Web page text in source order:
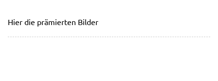
Hier die prämierten Bilder